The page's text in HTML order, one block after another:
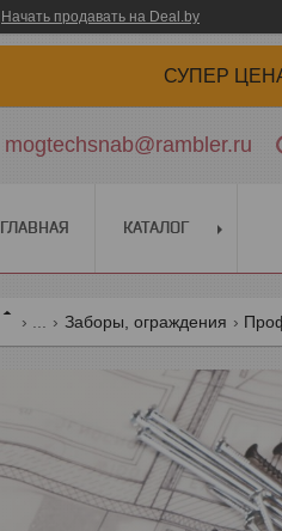
Начать продавать на Deal.by
СУПЕР
mogtechsnab@rambler.ru
ГЛАВНАЯ КАТАЛОГ
Заборы, ограждения